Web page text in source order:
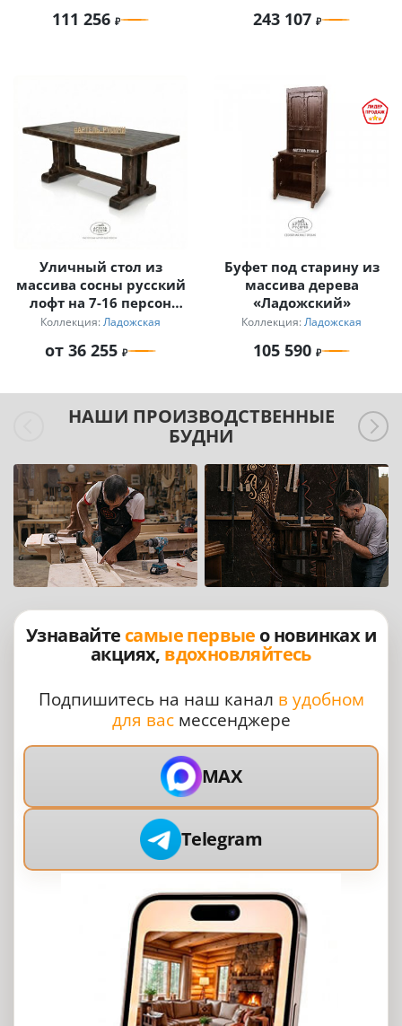
111 256 243 107
Уличный стол из
массива сосны русский
лофт на 7-16 персон
Ладожский
Коллекция: Ладожская
от 36 255
Буфет под старину из
массива дерева
«Ладожский»
Коллекция: Ладожская
105 590
НАШИ ПРОИЗВОДСТВЕННЫЕ
БУДНИ
Узнавайте самые первые о новинках и
акциях, вдохновляйтесь
Подпишитесь на наш канал в удобном
для васмессенджере
MAX
Telegram